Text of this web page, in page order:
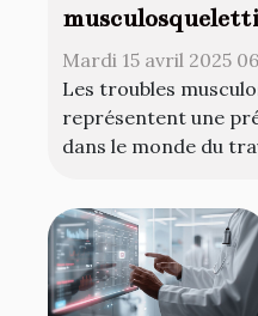
bureau
Mardi 15 avril 2025
Les troubles
représentent une
dans le monde du